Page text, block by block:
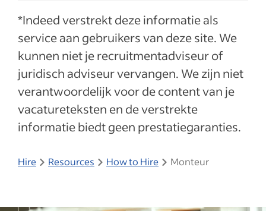
*Indeed verstrekt deze informatie als
service aan gebruikers van deze site. We
kunnen niet je recruitmentadviseur of
juridisch adviseur vervangen. We zijn niet
verantwoordelijk voor de content van je
vacatureteksten en de verstrekte
informatie biedt geen prestatiegaranties.
Hire Resources How to Hire Monteur